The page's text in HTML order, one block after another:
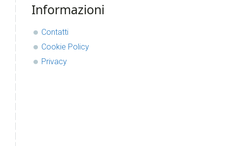
Informazioni
Contatti
Cookie Policy
Privacy